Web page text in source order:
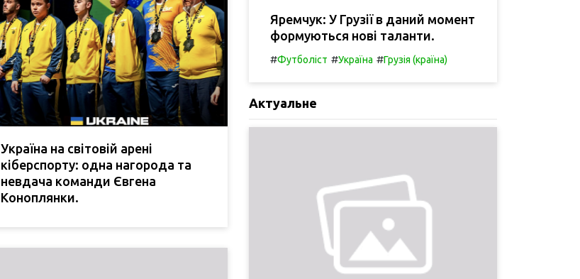
Україна на світовій арені
кіберспорту: одна нагорода та
невдача команди Євгена
Коноплянки.
Яремчук: У Грузії в даний момент
формуються нові таланти.
#Футболіст #Україна #Грузія (країна)
Актуальне